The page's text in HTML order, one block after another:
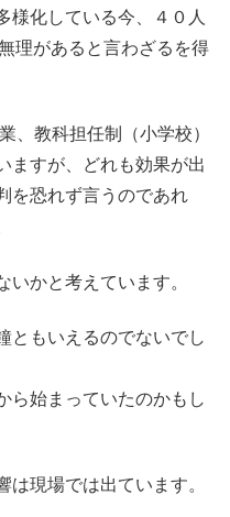
様化している今、４０人
理があると言わざるを得
、教科担任制（小学校）
ますが、どれも効果が出
を恐れず言うのであれ
かと考えています。
ともいえるのでないでし
ら始まっていたのかもし
は現場では出ています。